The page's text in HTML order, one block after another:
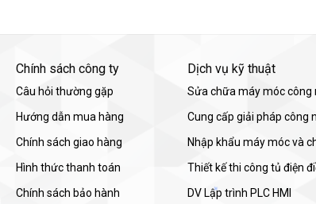
Chính sách công ty
Câu hỏi thường gặp
Hướng dẫn mua hàng
Chính sách giao hàng
Hình thức thanh toán
Chính sách bảo hành
Dịch vụ kỹ thuật
Sửa chữa máy móc công
Cung cấp giải pháp công
Nhập khẩu máy móc và
Thiết kế thi công tủ điện
DV Lập trình PLC HMI